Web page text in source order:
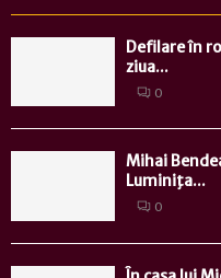
Defilare în
ziua...
0
Mihai
Luminiţa...
0